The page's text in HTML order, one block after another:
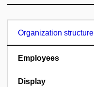
Organization structure
Employees
Display